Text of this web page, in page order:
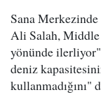
Sana Merkezinde
Ali Salah, Middle
yönünde
deniz
kullanmadığını"